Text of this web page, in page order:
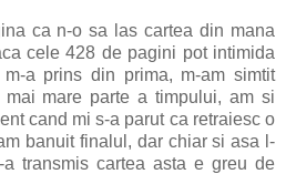
ca n-o sa las cartea din mana
cele 428 de pagini pot intimida
a prins din prima, m-am simtit
mare parte a timpului, am si
cand mi s-a parut ca retraiesc o
banuit finalul, dar chiar si asa l-
transmis cartea asta e greu de